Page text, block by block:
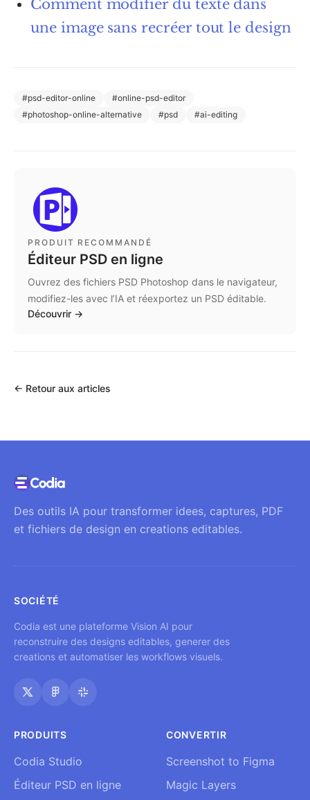
Comment modifier du texte dans
une image sans recréer tout le design
#psd-editor-online #online-psd-editor
#photoshop-online-alternative #psd #ai-editing
PRODUIT RECOMMANDÉ
Éditeur PSD en ligne
Ouvrez des fichiers PSD Photoshop dans le navigateur,
modifiez-les avec l’IA et réexportez un PSD éditable.
Découvrir →
← Retour aux articles
Des outils IA pour transformer idees, captures, PDF
et fichiers de design en creations editables.
SOCIÉTÉ
Codia est une plateforme Vision AI pour
reconstruire des designs editables, generer des
creations et automatiser les workflows visuels.
PRODUITS
Codia Studio
Éditeur PSD en ligne
CONVERTIR
Screenshot to Figma
Magic Layers